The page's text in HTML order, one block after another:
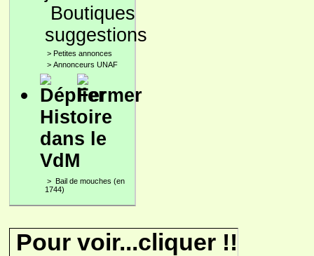
Boutiques
suggestions
> Petites annonces
> Annonceurs UNAF
Histoire
dans le
VdM
> Bail de mouches (en
1744)
Pour voir...cliquer !!